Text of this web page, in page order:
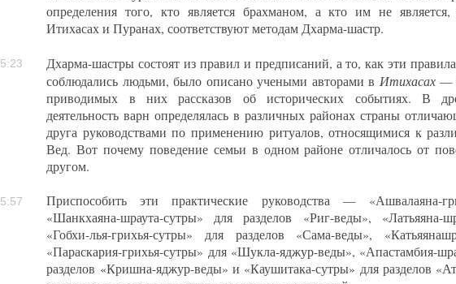
определения того, кто является брахманом, а кто им не
Итихасах и Пуранах, соответствуют методам Дхарма-шастр.
Дхарма-шастры состоят из правил и предписаний, а то, как эти
соблюдались людьми, было описано учеными авторами в Итихасах—
приводимых в них рассказов об исторических событиях. В
деятельность варн определялась в различных районах страны
друга руководствами по применению ритуалов, относящимися к
Вед. Вот почему поведение семьи в одном районе отличалось от
другом.
Приспособить эти практические руководства — «Ашвалаяна-
«Шанкхаяна-шраута-сутры» для разделов «Риг-веды», «Латьяяна-
«Гобхи-лья-грихья-сутры» для разделов «Сама-веды»,
«Параскария-грихья-сутры» для «Шукла-яджур-веды», «Апастамбия-
разделов «Кришна-яджур-веды» и «Каушитака-сутры» для разделов